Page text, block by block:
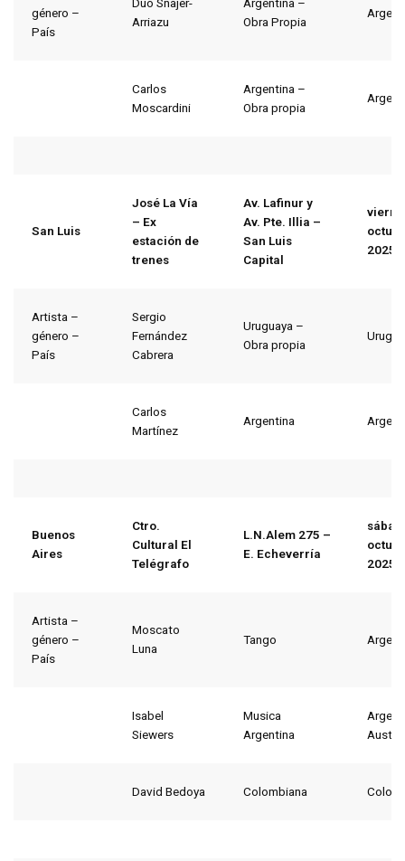
género –
País
Dúo Snajer-
Arriazu
Argentina –
Obra Propia
Carlos
Moscardini
Argentina –
Obra propia
San Luis
José La Vía
– Ex
estación de
trenes
Av. Lafinur y
Av. Pte. Illia –
San Luis
Capital
2025
Artista –
género –
País
Sergio
Fernández
Cabrera
Uruguaya –
Obra propia
Carlos
Martínez
Argentina
Buenos
Aires
Ctro.
Cultural El
Telégrafo
L.N.Alem 275 –
E. Echeverría
2025
Artista –
género –
País
Moscato
Luna
Tango
Isabel
Siewers
Musica
Argentina
Austria
David Bedoya Colombiana